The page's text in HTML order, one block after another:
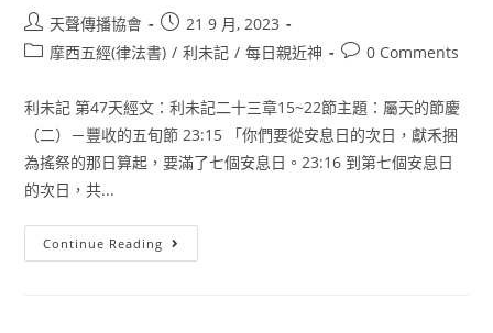
天聲傳播協會
21 9 月, 2023
摩西五經(律法書) / 利未記 / 每日親近神 0 Comments
利未記 第47天經文：利未記二十三章15~22節主題：屬天的節慶
（二）－豐收的五旬節 23:15 「你們要從安息日的次日，獻禾捆
為搖祭的那日算起，要滿了七個安息日。23:16 到第七個安息日
的次日，共...
Continue Reading